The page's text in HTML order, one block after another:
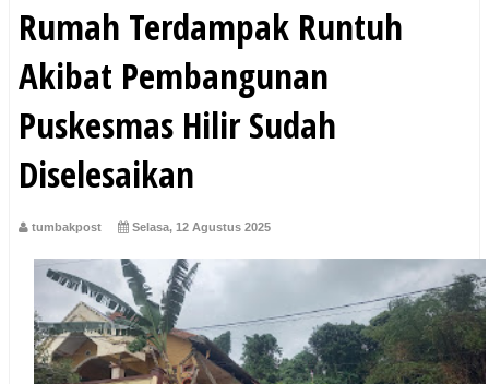
Rumah Terdampak Runtuh
Akibat Pembangunan
Puskesmas Hilir Sudah
Diselesaikan
tumbakpost Selasa, 12 Agustus 2025